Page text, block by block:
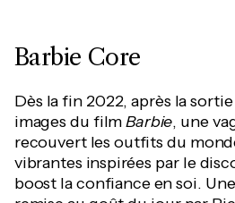
Barbie Core
Dès la fin 2022, après la
images du filmBarbie, une
recouvert les outfits du
vibrantes inspirées par le
boost la confiance en soi.